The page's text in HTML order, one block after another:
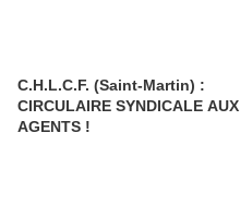
C.H.L.C.F. (Saint-Martin) :
CIRCULAIRE SYNDICALE AUX
AGENTS !